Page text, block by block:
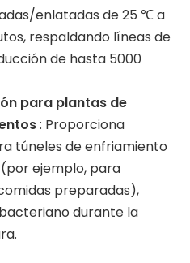
enlatadas de 25 ℃ a
respaldando líneas de
de hasta 5000
para plantas de
: Proporciona
túneles de enfriamiento
ejemplo, para
preparadas),
durante la